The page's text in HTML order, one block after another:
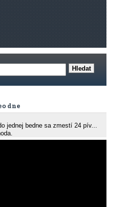
dne
jednej bedne sa zmestí 24 pív...